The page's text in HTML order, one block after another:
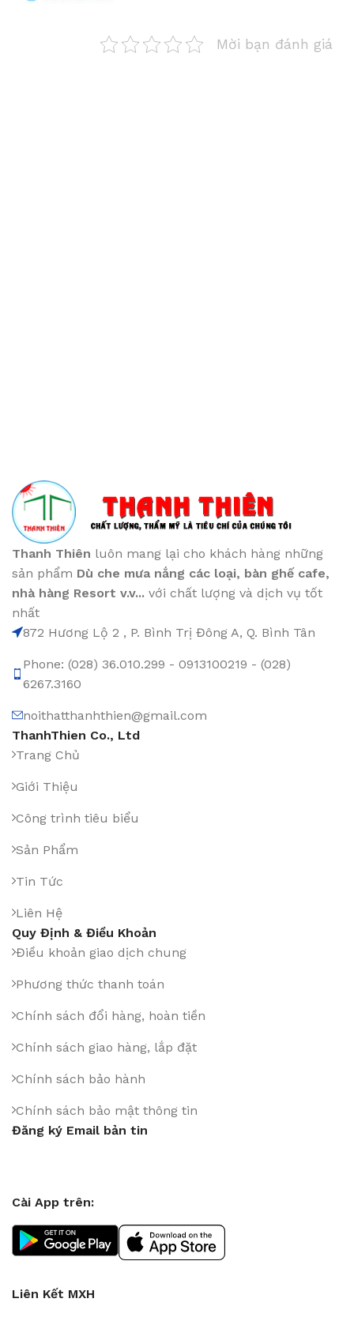
Mời bạn đánh giá
Thanh Thiên luôn mang lại cho khách hàng những
sản phẩm Dù che mưa nắng các loại, bàn ghế cafe,
nhà hàng Resort v.v... với chất lượng và dịch vụ tốt
nhất
872 Hương Lộ 2 , P. Bình Trị Đông A, Q. Bình Tân
Phone: (028) 36.010.299 - 0913100219 - (028)
6267.3160
noithatthanhthien@gmail.com
ThanhThien Co., Ltd
Trang Chủ
Giới Thiệu
Công trình tiêu biểu
Sản Phẩm
Tin Tức
Liên Hệ
Quy Định & Điều Khoản
Điều khoản giao dịch chung
Phương thức thanh toán
Chính sách đổi hàng, hoàn tiền
Chính sách giao hàng, lắp đặt
Chính sách bảo hành
Chính sách bảo mật thông tin
Đăng ký Email bản tin
Cài App trên:
Liên Kết MXH